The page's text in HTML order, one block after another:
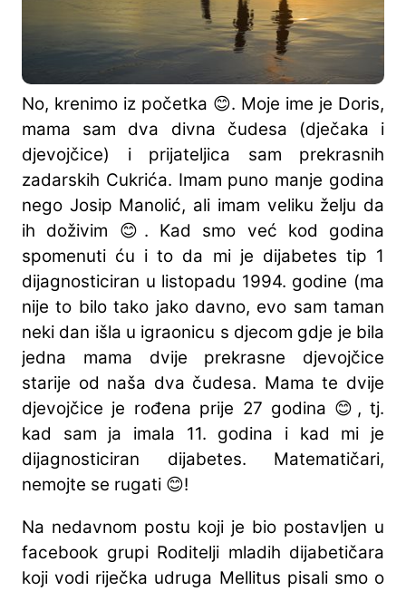
No, krenimo iz početka 😊. Moje ime je Doris,
mama sam dva divna čudesa (dječaka i
djevojčice) i prijateljica sam prekrasnih
zadarskih Cukrića. Imam puno manje godina
nego Josip Manolić, ali imam veliku želju da
ih doživim 😊. Kad smo već kod godina
spomenuti ću i to da mi je dijabetes tip 1
dijagnosticiran u listopadu 1994. godine (ma
nije to bilo tako jako davno, evo sam taman
neki dan išla u igraonicu s djecom gdje je bila
jedna mama dvije prekrasne djevojčice
starije od naša dva čudesa. Mama te dvije
djevojčice je rođena prije 27 godina 😊, tj.
kad sam ja imala 11. godina i kad mi je
dijagnosticiran dijabetes. Matematičari,
nemojte se rugati 😊!
Na nedavnom postu koji je bio postavljen u
facebook grupi Roditelji mladih dijabetičara
koji vodi riječka udruga Mellitus pisali smo o